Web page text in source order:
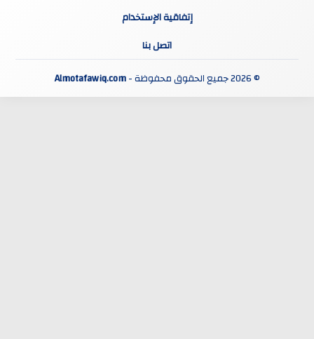
إتفاقية الإستخدام
اتصل بنا
Almotafawiq.com